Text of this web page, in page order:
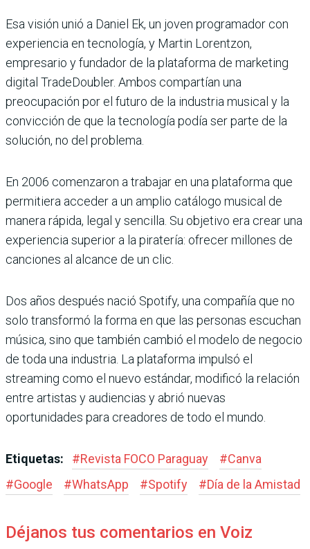
Esa visión unió a Daniel Ek, un joven programador con
experiencia en tecnología, y Martin Lorentzon,
empresario y fundador de la plataforma de marketing
digital TradeDoubler. Ambos compartían una
preocupación por el futuro de la industria musical y la
convicción de que la tecnología podía ser parte de la
solución, no del problema.
En 2006 comenzaron a trabajar en una plataforma que
permitiera acceder a un amplio catálogo musical de
manera rápida, legal y sencilla. Su objetivo era crear una
experiencia superior a la piratería: ofrecer millones de
canciones al alcance de un clic.
Dos años después nació Spotify, una compañía que no
solo transformó la forma en que las personas escuchan
música, sino que también cambió el modelo de negocio
de toda una industria. La plataforma impulsó el
streaming como el nuevo estándar, modificó la relación
entre artistas y audiencias y abrió nuevas
oportunidades para creadores de todo el mundo.
Etiquetas: #Revista FOCO Paraguay #Canva
#Google #WhatsApp #Spotify #Día de la Amistad
Déjanos tus comentarios en Voiz